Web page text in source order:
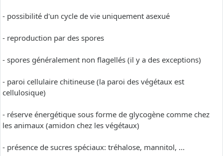
- possibilité d'un cycle de vie uniquement asexué
- reproduction par des spores
- spores généralement non flagellés (il y a des exceptions)
- paroi cellulaire chitineuse (la paroi des végétaux est
cellulosique)
- réserve énergétique sous forme de glycogène comme chez
les animaux (amidon chez les végétaux)
- présence de sucres spéciaux: tréhalose, mannitol, ...